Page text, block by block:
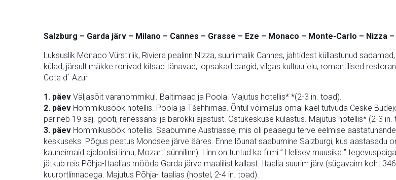
Salzburg – Garda järv – Milano – Cannes – Grasse – Eze – Monaco – Monte-Carlo – Nizza
Luksuslik Monaco Vürstiriik, Riviera pealinn Nizza, suurilmalik Cannes, jahtidest küllastunud
külad, järsult mäkke ronivad kitsad tänavad, lopsakad pargid, vilgas kultuurielu, romantilised
Cote d´ Azur
1. päev Väljasõit varahommikul. Baltimaad ja Poola. Majutus hotellis* *(2-3 in. toad).
2. päev Hommikusöök hotellis. Poola ja Tšehhimaa. Õhtul võimalus omal käel tutvuda Ceske
pärineb 19 saj. gooti, renessansi ja barokki ajastust. Ostukeskuse külastus. Majutus hotellis* (2-3 in.
3. päev Hommikusöök hotellis. Saabumine Austriasse, mis oli peaaegu terve eelmise
keskuseks. Põgus peatus Mondsee järve ääres. Enne lõunat saabumine Salzburgi, kus aastasadu
kauneimaid ajaloolisi linnu, Mozarti sünnilinn). Linn on tuntud ka filmi ” Helisev muusika ”
jätkub reis Põhja-Itaalias mööda Garda järve maalilist kallast. Itaalia suurim järv (sügavaim koht
kuurortlinnadega. Majutus Põhja-Itaalias (hostel, 2-4 in. toad).